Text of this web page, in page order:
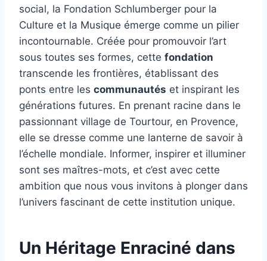
social, la Fondation Schlumberger pour la
Culture et la Musique émerge comme un pilier
incontournable. Créée pour promouvoir l’art
sous toutes ses formes, cette fondation
transcende les frontières, établissant des
ponts entre les communautés et inspirant les
générations futures. En prenant racine dans le
passionnant village de Tourtour, en Provence,
elle se dresse comme une lanterne de savoir à
l’échelle mondiale. Informer, inspirer et illuminer
sont ses maîtres-mots, et c’est avec cette
ambition que nous vous invitons à plonger dans
l’univers fascinant de cette institution unique.
Un Héritage Enraciné dans